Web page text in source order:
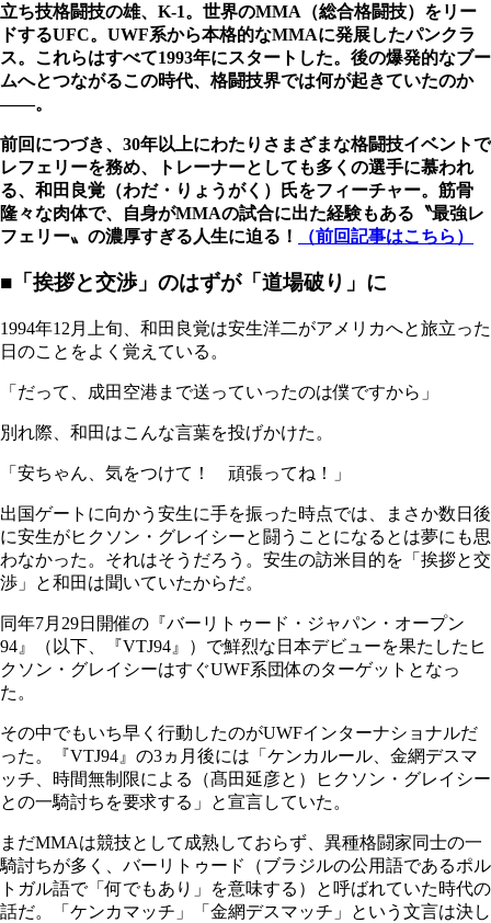
立ち技格闘技の雄、K-1。世界のMMA（総合格闘技）をリー
ドするUFC。UWF系から本格的なMMAに発展したパンクラ
ス。これらはすべて1993年にスタートした。後の爆発的なブー
ムへとつながるこの時代、格闘技界では何が起きていたのか
――。
前回につづき、30年以上にわたりさまざまな格闘技イベントで
レフェリーを務め、トレーナーとしても多くの選手に慕われ
る、和田良覚（わだ・りょうがく）氏をフィーチャー。筋骨
隆々な肉体で、自身がMMAの試合に出た経験もある〝最強レ
フェリー〟の濃厚すぎる人生に迫る！
（前回記事はこちら）
■「挨拶と交渉」のはずが「道場破り」に
1994年12月上旬、和田良覚は安生洋二がアメリカへと旅立った
日のことをよく覚えている。
「だって、成田空港まで送っていったのは僕ですから」
別れ際、和田はこんな言葉を投げかけた。
「安ちゃん、気をつけて！ 頑張ってね！」
出国ゲートに向かう安生に手を振った時点では、まさか数日後
に安生がヒクソン・グレイシーと闘うことになるとは夢にも思
わなかった。それはそうだろう。安生の訪米目的を「挨拶と交
渉」と和田は聞いていたからだ。
同年7月29日開催の『バーリトゥード・ジャパン・オープン
94』（以下、『VTJ94』）で鮮烈な日本デビューを果たしたヒ
クソン・グレイシーはすぐUWF系団体のターゲットとなっ
た。
その中でもいち早く行動したのがUWFインターナショナルだ
った。『VTJ94』の3ヵ月後には「ケンカルール、金網デスマ
ッチ、時間無制限による（髙田延彦と）ヒクソン・グレイシー
との一騎討ちを要求する」と宣言していた。
まだMMAは競技として成熟しておらず、異種格闘家同士の一
騎討ちが多く、バーリトゥード（ブラジルの公用語であるポル
トガル語で「何でもあり」を意味する）と呼ばれていた時代の
話だ。「ケンカマッチ」「金網デスマッチ」という文言は決し